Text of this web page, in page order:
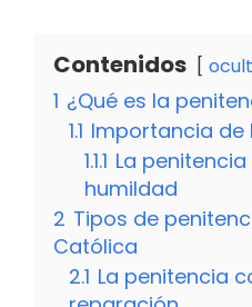
Contenidos
1 ¿Qué es la
1.1 Importancia de
1.1.1 La
humildad
2 Tipos de
Católica
2.1 La penitencia